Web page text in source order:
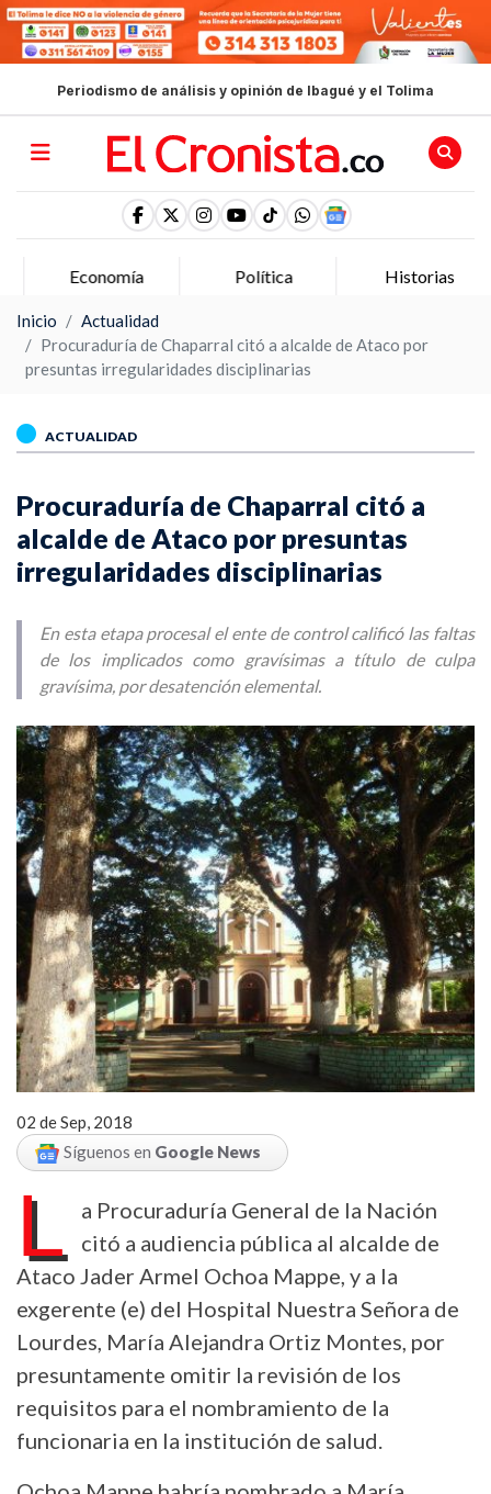
Periodismo de análisis y opinión de Ibagué y el Tolima
Economía Política Historias
Inicio
Actualidad
Procuraduría de Chaparral citó a alcalde de Ataco por
presuntas irregularidades disciplinarias
ACTUALIDAD
Procuraduría de Chaparral citó a
alcalde de Ataco por presuntas
irregularidades disciplinarias
En esta etapa procesal el ente de control calificó las faltas
de los implicados como gravísimas a título de culpa
gravísima, por desatención elemental.
02 de Sep, 2018
Síguenos en Google News
L
a Procuraduría General de la Nación
citó a audiencia pública al alcalde de
Ataco Jader Armel Ochoa Mappe, y a la
exgerente (e) del Hospital Nuestra Señora de
Lourdes, María Alejandra Ortiz Montes, por
presuntamente omitir la revisión de los
requisitos para el nombramiento de la
funcionaria en la institución de salud.